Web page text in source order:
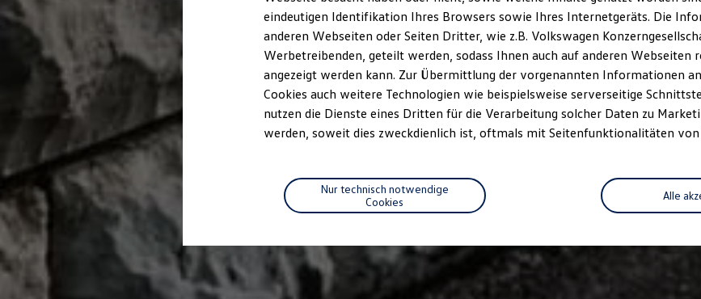
Reichweite im Winter
Rekuperation
Laden unterwegs
Laden Zuhause
Ladestationen finden
Ladezeitensimulator
Sicherheit
Garantie und Lebensdauer
Nachhaltigkeit
Technologie
Kosten und Kauf
Verbrauchskosten
Kaufoptionen
E-Auto-Förderung
Software und Konnektivität
Die ID. Software 6
ID. Software Versionen und Updates
eindeutigen Identifikation Ihres Browsers sowie Ihres Internetgeräts. Die
anderen Webseiten oder Seiten Dritter, wie z.B. Volkswagen
Werbetreibenden, geteilt werden, sodass Ihnen auch auf anderen Webseiten
angezeigt werden kann. Zur Übermittlung der vorgenannten Informationen
Cookies auch weitere Technologien wie beispielsweise serverseitige
nutzen die Dienste eines Dritten für die Verarbeitung solcher Daten zu
werden, soweit dies zweckdienlich ist, oftmals mit Seitenfunktionalitäten
Alle
Nur technisch notwendige
Cookies